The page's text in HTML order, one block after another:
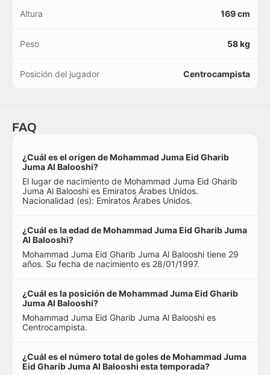
Altura 169 cm
Peso 58 kg
Posición del jugador Centrocampista
FAQ
¿Cuál es el origen de Mohammad Juma Eid Gharib
Juma Al Balooshi?
El lugar de nacimiento de Mohammad Juma Eid Gharib
Juma Al Balooshi es Emiratos Árabes Unidos.
Nacionalidad (es): Emiratos Árabes Unidos.
¿Cuál es la edad de Mohammad Juma Eid Gharib Juma
Al Balooshi?
Mohammad Juma Eid Gharib Juma Al Balooshi tiene 29
años. Su fecha de nacimiento es 28/01/1997.
¿Cuál es la posición de Mohammad Juma Eid Gharib
Juma Al Balooshi?
Mohammad Juma Eid Gharib Juma Al Balooshi es
Centrocampista.
¿Cuál es el número total de goles de Mohammad Juma
Eid Gharib Juma Al Balooshi esta temporada?